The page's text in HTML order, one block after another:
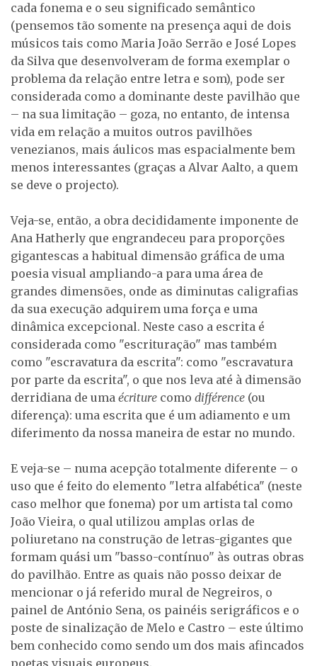
cada fonema e o seu significado semântico
(pensemos tão somente na presença aqui de dois
músicos tais como Maria João Serrão e José Lopes
da Silva que desenvolveram de forma exemplar o
problema da relação entre letra e som), pode ser
considerada como a dominante deste pavilhão que
– na sua limitação – goza, no entanto, de intensa
vida em relação a muitos outros pavilhões
venezianos, mais áulicos mas espacialmente bem
menos interessantes (graças a Alvar Aalto, a quem
se deve o projecto).
Veja-se, então, a obra decididamente imponente de
Ana Hatherly que engrandeceu para proporções
gigantescas a habitual dimensão gráfica de uma
poesia visual ampliando-a para uma área de
grandes dimensões, onde as diminutas caligrafias
da sua execução adquirem uma força e uma
dinâmica excepcional. Neste caso a escrita é
considerada como "escrituração" mas também
como "escravatura da escrita": como "escravatura
por parte da escrita", o que nos leva até à dimensão
derridiana de uma écriture como différence (ou
diferença): uma escrita que é um adiamento e um
diferimento da nossa maneira de estar no mundo.
E veja-se – numa acepção totalmente diferente – o
uso que é feito do elemento "letra alfabética" (neste
caso melhor que fonema) por um artista tal como
João Vieira, o qual utilizou amplas orlas de
poliuretano na construção de letras-gigantes que
formam quási um "basso-contínuo" às outras obras
do pavilhão. Entre as quais não posso deixar de
mencionar o já referido mural de Negreiros, o
painel de António Sena, os painéis serigráficos e o
poste de sinalização de Melo e Castro – este último
bem conhecido como sendo um dos mais afincados
poetas visuais europeus.